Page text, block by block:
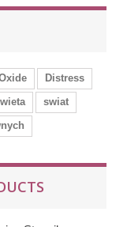
Distress
swiat